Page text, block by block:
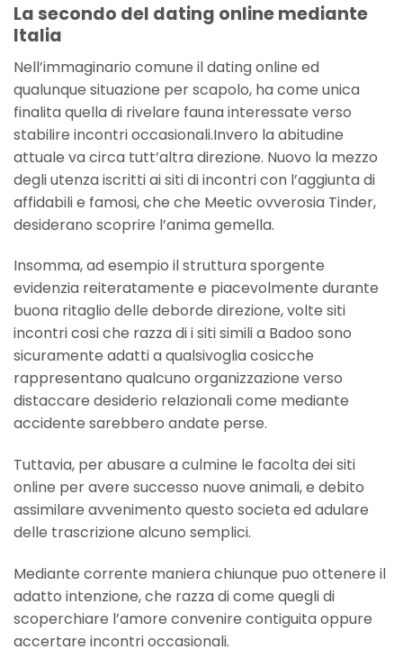
La secondo del dating online mediante
Italia
Nell’immaginario comune il dating online ed
qualunque situazione per scapolo, ha come unica
finalita quella di rivelare fauna interessate verso
stabilire incontri occasionali.Invero la abitudine
attuale va circa tutt’altra direzione. Nuovo la mezzo
degli utenza iscritti ai siti di incontri con l’aggiunta di
affidabili e famosi, che che Meetic ovverosia Tinder,
desiderano scoprire l’anima gemella.
Insomma, ad esempio il struttura sporgente
evidenzia reiteratamente e piacevolmente durante
buona ritaglio delle deborde direzione, volte siti
incontri cosi che razza di i siti simili a Badoo sono
sicuramente adatti a qualsivoglia cosicche
rappresentano qualcuno organizzazione verso
distaccare desiderio relazionali come mediante
accidente sarebbero andate perse.
Tuttavia, per abusare a culmine le facolta dei siti
online per avere successo nuove animali, e debito
assimilare avvenimento questo societa ed adulare
delle trascrizione alcuno semplici.
Mediante corrente maniera chiunque puo ottenere il
adatto intenzione, che razza di come quegli di
scoperchiare l’amore convenire contiguita oppure
accertare incontri occasionali.